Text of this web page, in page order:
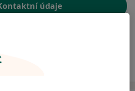
údaje
termín